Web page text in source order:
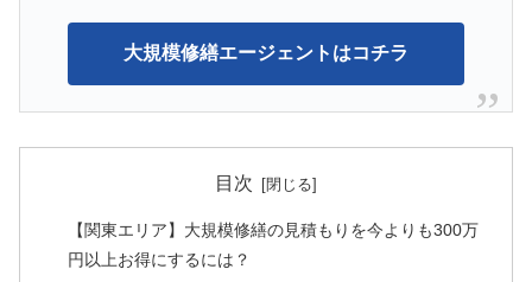
大規模修繕エージェントはコチラ
目次
【関東エリア】大規模修繕の見積もりを今よりも300万
円以上お得にするには？